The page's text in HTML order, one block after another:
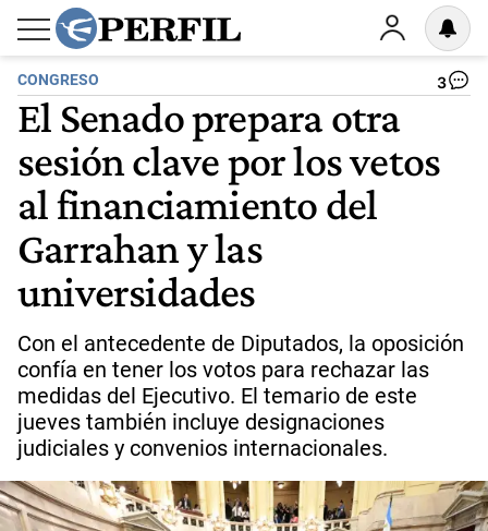
CONGRESO 3
El Senado prepara otra
sesión clave por los vetos
al financiamiento del
Garrahan y las
universidades
Con el antecedente de Diputados, la oposición
confía en tener los votos para rechazar las
medidas del Ejecutivo. El temario de este
jueves también incluye designaciones
judiciales y convenios internacionales.